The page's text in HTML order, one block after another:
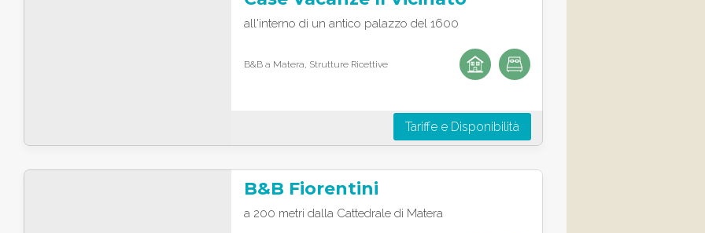
all'interno di un antico palazzo del 1600
B&B a Matera, Strutture Ricettive
Tariffe e Disponibilità
B&B Fiorentini
a 200 metri dalla Cattedrale di Matera